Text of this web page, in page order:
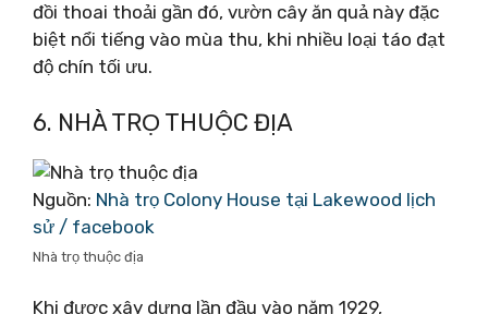
đồi thoai thoải gần đó, vườn cây ăn quả này đặc
biệt nổi tiếng vào mùa thu, khi nhiều loại táo đạt
độ chín tối ưu.
6. NHÀ TRỌ THUỘC ĐỊA
Nguồn: Nhà trọ Colony House tại Lakewood lịch
sử / facebook
Nhà trọ thuộc địa
Khi được xây dựng lần đầu vào năm 1929,